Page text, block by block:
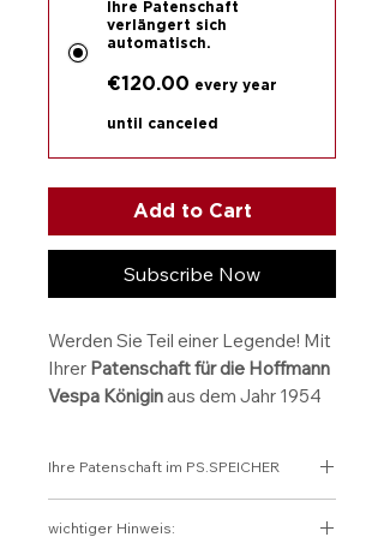
Ihre Patenschaft
verlängert sich
automatisch.
€120.00 every year
until canceled
Add to Cart
Subscribe Now
Werden Sie Teil einer Legende! Mit
Ihrer Patenschaft für die Hoffmann
Vespa Königinaus dem Jahr 1954
Vespa in klassischem Grünsteht für
Freiheit, Stil und das Lebensgefühl
der 50er Jahre.
Ihre Patenschaft im PS.SPEICHER
Geschichte bewahren. Zukunft
wichtiger Hinweis: